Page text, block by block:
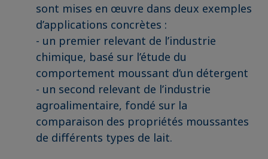
sont mises en œuvre dans deux exemples
d’applications concrètes :
- un premier relevant de l’industrie
chimique, basé sur l’étude du
comportement moussant d’un détergent
- un second relevant de l’industrie
agroalimentaire, fondé sur la
comparaison des propriétés moussantes
de différents types de lait.